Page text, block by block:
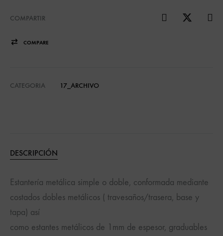
COMPARTIR
COMPARE
CATEGORIA 17_ARCHIVO
DESCRIPCIÓN
Estantería metálica simple o doble, conformada mediante
costados dobles metálicos ( travesaños/trasera, base y
tapa) así
como estantes metálicos de 1mm de espesor, graduables